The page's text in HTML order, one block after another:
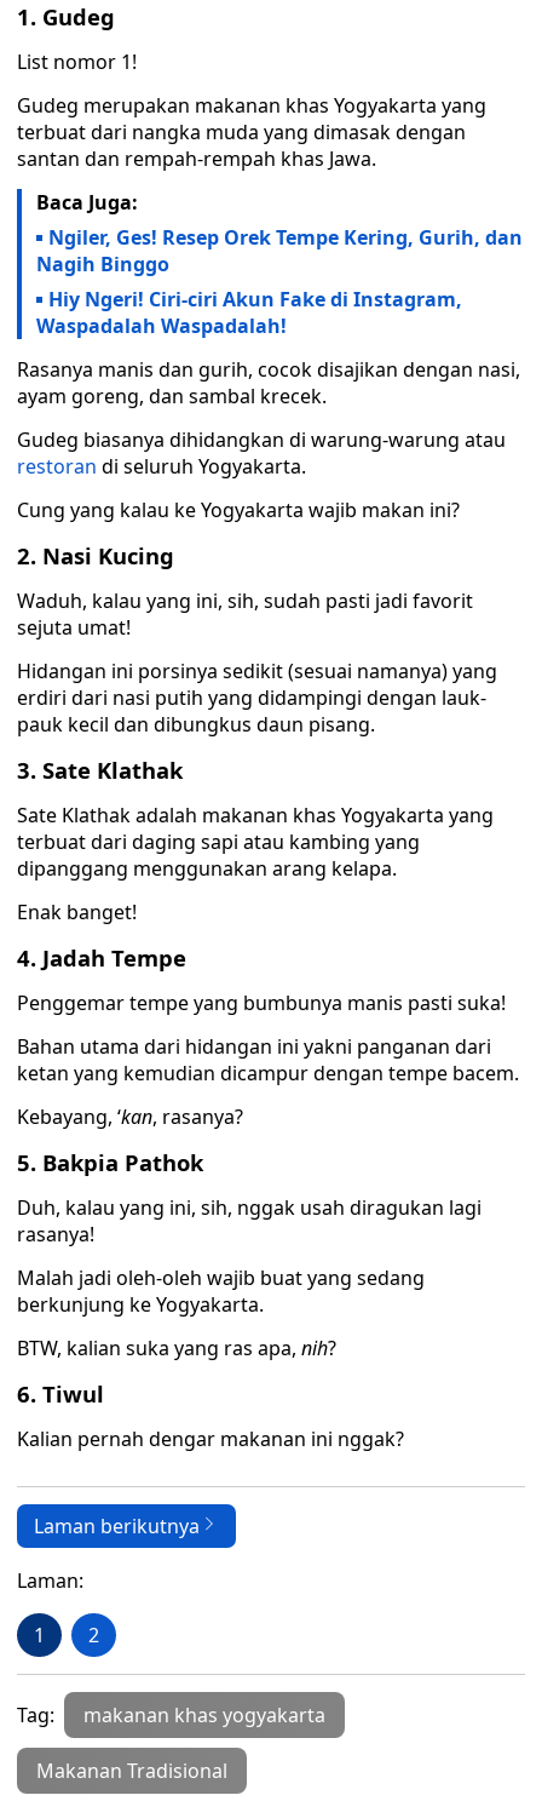
1. Gudeg
List nomor 1!
Gudeg merupakan makanan khas Yogyakarta yang
terbuat dari nangka muda yang dimasak dengan
santan dan rempah-rempah khas Jawa.
Baca Juga:
Ngiler, Ges! Resep Orek Tempe Kering, Gurih, dan
Nagih Binggo
Hiy Ngeri! Ciri-ciri Akun Fake di Instagram,
Waspadalah Waspadalah!
Rasanya manis dan gurih, cocok disajikan dengan nasi,
ayam goreng, dan sambal krecek.
Gudeg biasanya dihidangkan di warung-warung atau
restoran di seluruh Yogyakarta.
Cung yang kalau ke Yogyakarta wajib makan ini?
2. Nasi Kucing
Waduh, kalau yang ini, sih, sudah pasti jadi favorit
sejuta umat!
Hidangan ini porsinya sedikit (sesuai namanya) yang
erdiri dari nasi putih yang didampingi dengan lauk-
pauk kecil dan dibungkus daun pisang.
3. Sate Klathak
Sate Klathak adalah makanan khas Yogyakarta yang
terbuat dari daging sapi atau kambing yang
dipanggang menggunakan arang kelapa.
Enak banget!
4. Jadah Tempe
Penggemar tempe yang bumbunya manis pasti suka!
Bahan utama dari hidangan ini yakni panganan dari
ketan yang kemudian dicampur dengan tempe bacem.
Kebayang, ‘kan, rasanya?
5. Bakpia Pathok
Duh, kalau yang ini, sih, nggak usah diragukan lagi
rasanya!
Malah jadi oleh-oleh wajib buat yang sedang
berkunjung ke Yogyakarta.
BTW, kalian suka yang ras apa, nih?
6. Tiwul
Kalian pernah dengar makanan ini nggak?
Laman berikutnya
Laman:
1 2
Tag: makanan khas yogyakarta
Makanan Tradisional